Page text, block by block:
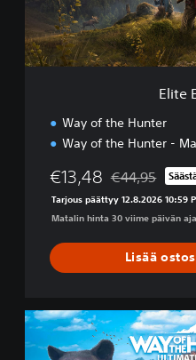
o
n
Elite
Way of the Hunter
Way of the Hunter -
€13,48 Alennettu
€44,95
Tarjous päättyy 12.8.2026 10:59
Matalin hinta 30 viime päivän
Lisää
U